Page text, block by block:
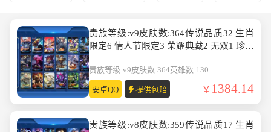
贵族等级:v9皮肤数:364传说品质32 生肖
限定6 情人节限定3 荣耀典藏2 无双1 珍品
贵族等级:v9皮肤数:364英雄数:130
安卓QQ 提供包赔 1384.14
贵族等级:v8皮肤数:359传说品质17 生肖